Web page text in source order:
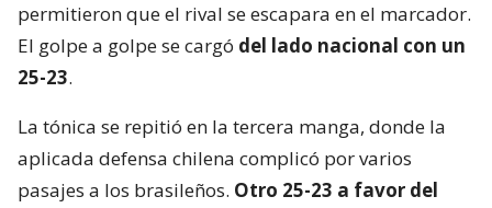
permitieron que el rival se escapara en el marcador.
El golpe a golpe se cargó del lado nacional con un
25-23.
La tónica se repitió en la tercera manga, donde la
aplicada defensa chilena complicó por varios
pasajes a los brasileños. Otro 25-23 a favor del